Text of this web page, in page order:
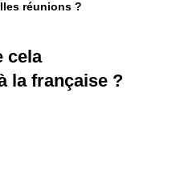
réunions ?
cela
la française ?